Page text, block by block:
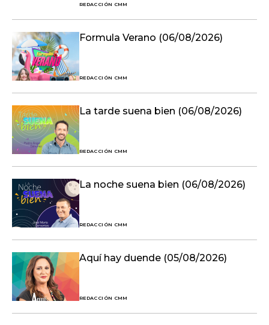
REDACCIÓN CMM
Formula Verano (06/08/2026)
REDACCIÓN CMM
La tarde suena bien (06/08/2026)
REDACCIÓN CMM
La noche suena bien (06/08/2026)
REDACCIÓN CMM
Aquí hay duende (05/08/2026)
REDACCIÓN CMM